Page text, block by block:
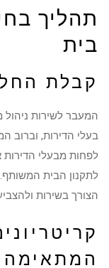
תהליך
בית
קבלת
המעבר לשירות ניהול
בעלי הדירות, וברוב
לפחות מבעלי הדירות
לתקנון הבית המשותף.
הצורך בשירות
המתאימה